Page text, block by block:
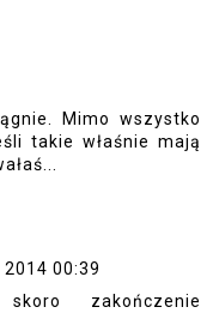
Mimo wszystko
takie właśnie mają
00:39
zakończenie